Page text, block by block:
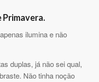
Primavera.
ilumina e não
duplas, já não sei qual,
Não tinha noção